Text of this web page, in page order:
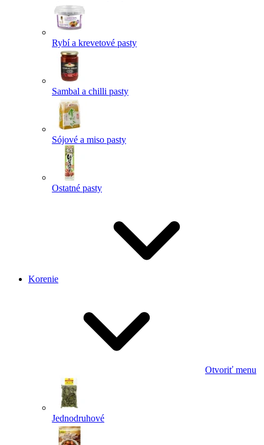
Rybí a krevetové pasty
Sambal a chilli pasty
Sójové a miso pasty
Ostatné pasty
Korenie
Otvoriť menu
Jednodruhové